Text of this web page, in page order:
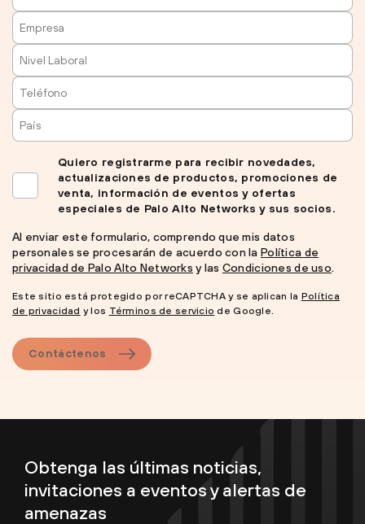
Quiero registrarme para recibir novedades,
actualizaciones de productos, promociones de
venta, información de eventos y ofertas
especiales de Palo Alto Networks y sus socios.
Al enviar este formulario, comprendo que mis datos
personales se procesarán de acuerdo con laPolítica de
privacidad de Palo Alto Networks y las Condiciones de uso.
Este sitio está protegido por reCAPTCHA y se aplican la Política
de privacidad y los Términos de servicio de Google.
Contáctenos
Obtenga las últimas noticias,
invitaciones a eventos y alertas de
amenazas